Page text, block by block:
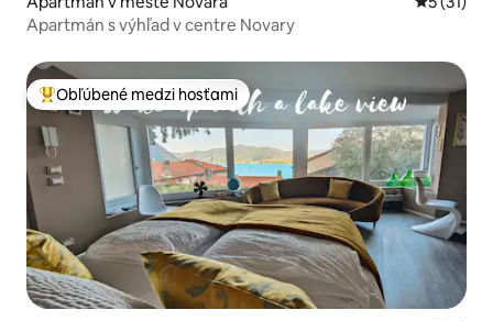
Apartmán s výhľad v centre Novary
Najobľúbenejšie medzi hosťami
Obľúbené medzi hosťami